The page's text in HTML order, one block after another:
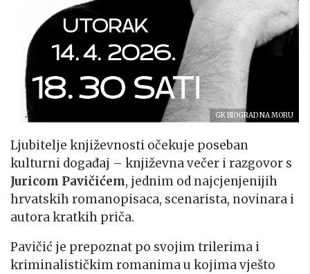
GK BIOGRAD NA MORU
Ljubitelje književnosti očekuje poseban
kulturni događaj – književna večer i razgovor s
Juricom Pavičićem, jednim od najcjenjenijih
hrvatskih romanopisaca, scenarista, novinara i
autora kratkih priča.
Pavičić je prepoznat po svojim trilerima i
kriminalističkim romanima u kojima vješto